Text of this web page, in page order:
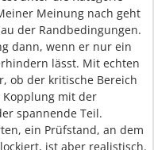
Meinung nach geht
der Randbedingungen.
dann, wenn er nur ein
lässt. Mit echten
ob der kritische Bereich
mit der
spannende Teil.
ein Prüfstand, an dem
ist aber realistisch.